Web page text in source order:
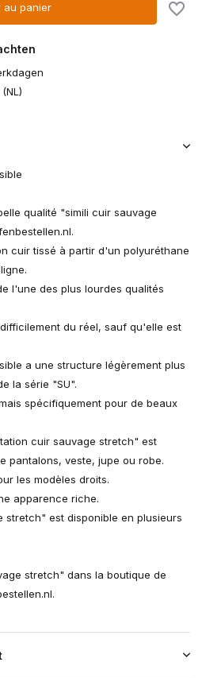
au panier
qualité "simili cuir sauvage
cuir tissé à partir d'un polyuréthane
l'une des plus lourdes qualités
du réel, sauf qu'elle est
a une structure légèrement plus
la série "SU".
spécifiquement pour de beaux
cuir sauvage stretch" est
pantalons, veste, jupe ou robe.
les modèles droits.
apparence riche.
stretch" est disponible en plusieurs
stretch" dans la boutique de